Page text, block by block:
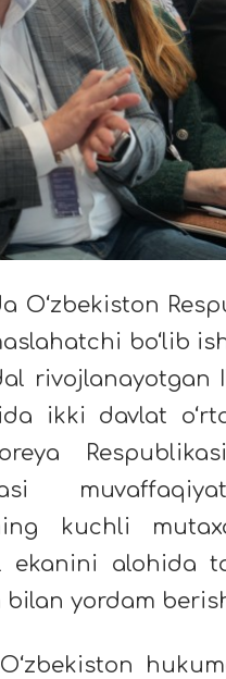
O‘zbekiston
bo‘lib
rivojlanayotgan
ikki davlat
kuchli
ekanini alohida
yordam